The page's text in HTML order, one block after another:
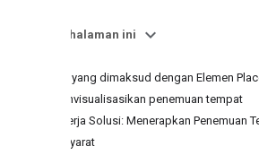
Pada halaman ini
Apa yang dimaksud dengan Elemen
Memvisualisasikan penemuan tempat
Alur Kerja Solusi: Menerapkan Penemuan
Prasyarat